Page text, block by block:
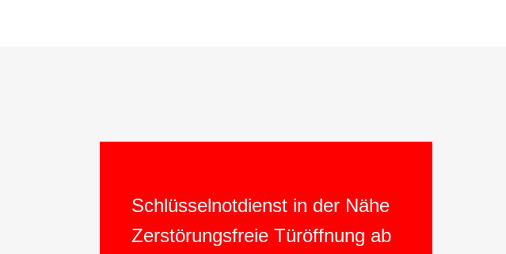
Schlüsselnotdienst in der Nähe
Zerstörungsfreie Türöffnung ab